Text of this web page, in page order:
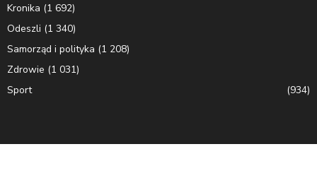
Kronika (1 692)
Odeszli (1 340)
Samorząd i polityka (1 208)
Zdrowie (1 031)
Sport
(934)